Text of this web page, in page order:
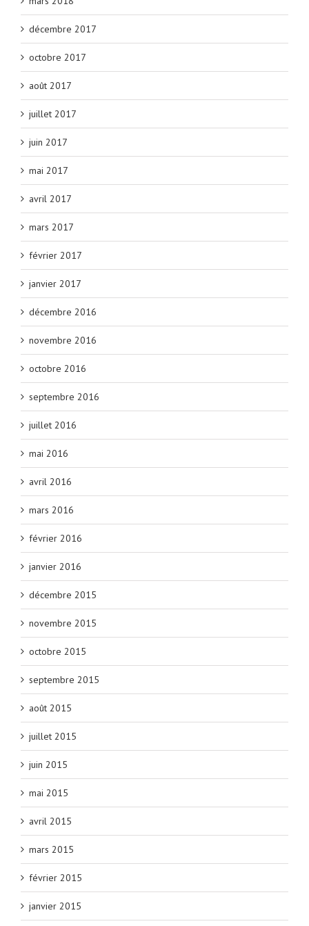
décembre 2017
octobre 2017
août 2017
juillet 2017
juin 2017
mai 2017
avril 2017
mars 2017
février 2017
janvier 2017
décembre 2016
novembre 2016
octobre 2016
septembre 2016
juillet 2016
mai 2016
avril 2016
mars 2016
février 2016
janvier 2016
décembre 2015
novembre 2015
octobre 2015
septembre 2015
août 2015
juillet 2015
juin 2015
mai 2015
avril 2015
mars 2015
février 2015
janvier 2015